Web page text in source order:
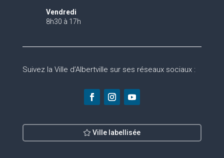
Vendredi
8h30 à 17h
Suivez la Ville d’Albertville sur ses réseaux sociaux :
Ville labellisée